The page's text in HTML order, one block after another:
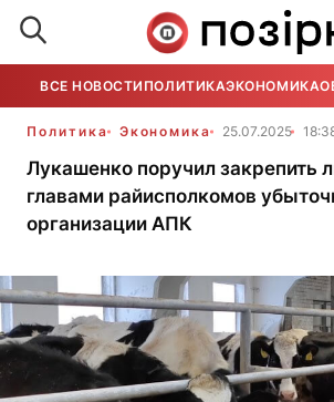
ВСЕ НОВОСТИ ПОЛИТИКАЭКОНОМИКА
Политика Экономика 25.07.2025
Лукашенко поручил закрепить
главами райисполкомов
организации АПК